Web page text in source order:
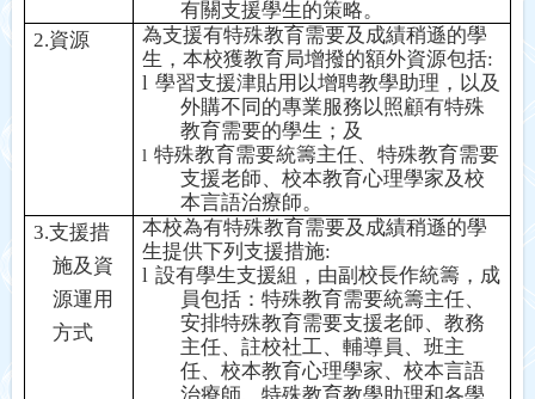
有關支援學生的策略。
2.資源
為支援有特殊教育需要及成績稍遜的學
生 ，本校獲教育局增撥的額外資源包括:
l 學習支援津貼用以增聘教學助理，以及
外購不同的專業服務以照顧有特殊
教育需要的學生；及
l 特殊教育需要統籌主任、特殊教育需要
支援老師、校本教育心理學家及校
本言語治療師。
3.支援措
施及資
源運用
方式
本校為有特殊教育需要及成績稍遜的學
生提供下列支援措施:
l 設有學生支援組 ，由副校長作統籌 ， 成
員包括：特殊教育需要統籌主任、
安排特殊教育需要支援老師、教務
主任、註校社工、輔導員、班主
任、校本教育心理學家、校本言語